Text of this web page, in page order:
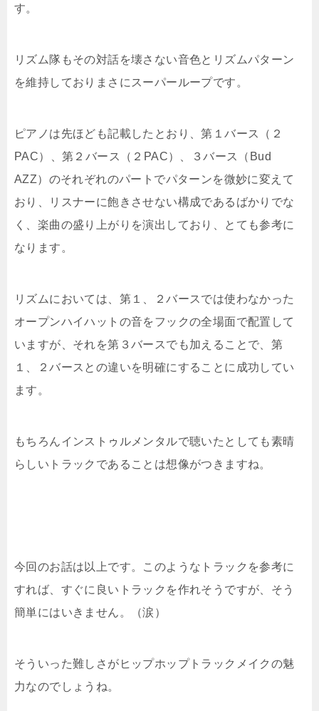
す。
リズム隊もその対話を壊さない音色とリズムパターン
を維持しておりまさにスーパーループです。
ピアノは先ほども記載したとおり、第１バース（２
PAC）、第２バース（２PAC）、３バース（Bud
AZZ）のそれぞれのパートでパターンを微妙に変えて
おり、リスナーに飽きさせない構成であるばかりでな
く、楽曲の盛り上がりを演出しており、とても参考に
なります。
リズムにおいては、第１、２バースでは使わなかった
オープンハイハットの音をフックの全場面で配置して
いますが、それを第３バースでも加えることで、第
１、２バースとの違いを明確にすることに成功してい
ます。
もちろんインストゥルメンタルで聴いたとしても素晴
らしいトラックであることは想像がつきますね。
今回のお話は以上です。このようなトラックを参考に
すれば、すぐに良いトラックを作れそうですが、そう
簡単にはいきません。（涙）
そういった難しさがヒップホップトラックメイクの魅
力なのでしょうね。